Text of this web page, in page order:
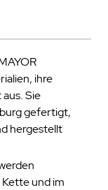
ihre
Sie
gefertigt,
hergestellt
und im